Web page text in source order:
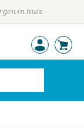
in huis